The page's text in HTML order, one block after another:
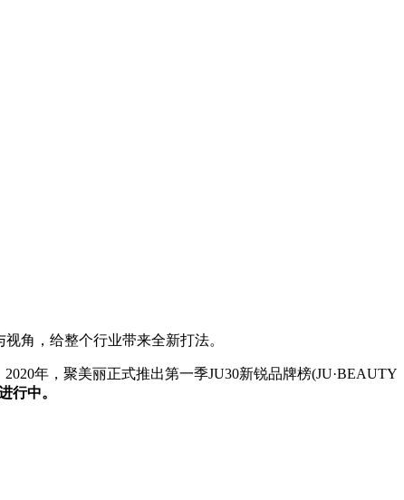
角，给整个行业带来全新打法。
2020年，聚美丽正式推出第一季JU30新锐品牌榜(JU·BEAUTY
行中。